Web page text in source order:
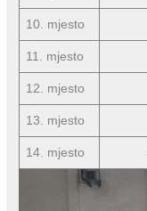
10. mjesto
11. mjesto
12. mjesto
13. mjesto
14. mjesto